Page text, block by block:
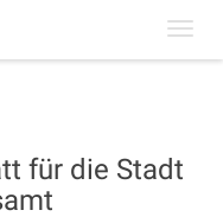
für die Stadt